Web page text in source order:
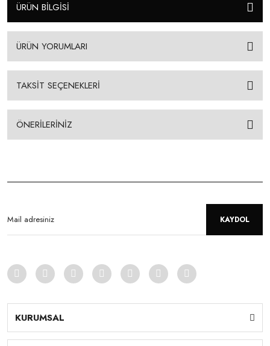
ÜRÜN BİLGİSİ
ÜRÜN YORUMLARI
TAKSİT SEÇENEKLERİ
ÖNERİLERİNİZ
KAYDOL
KURUMSAL